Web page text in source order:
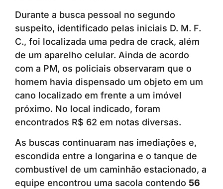
Durante a busca pessoal no segundo
suspeito, identificado pelas iniciais D. M. F.
C., foi localizada uma pedra de crack, além
de um aparelho celular. Ainda de acordo
com a PM, os policiais observaram que o
homem havia dispensado um objeto em um
cano localizado em frente a um imóvel
próximo. No local indicado, foram
encontrados R$ 62 em notas diversas.
As buscas continuaram nas imediações e,
escondida entre a longarina e o tanque de
combustível de um caminhão estacionado, a
equipe encontrou uma sacola contendo 56